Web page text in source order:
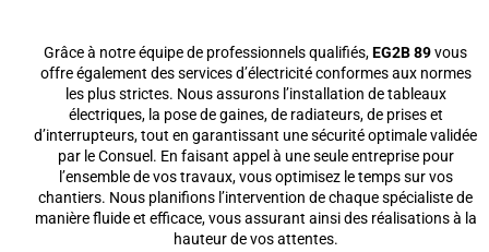
Grâce à notre équipe de professionnels qualifiés,EG2B 89vous
offre également des services d’électricité conformes aux normes
les plus strictes. Nous assurons l’installation de tableaux
électriques, la pose de gaines, de radiateurs, de prises et
d’interrupteurs, tout en garantissant une sécurité optimale validée
par le Consuel. En faisant appel à une seule entreprise pour
l’ensemble de vos travaux, vous optimisez le temps sur vos
chantiers. Nous planifions l’intervention de chaque spécialiste de
manière fluide et efficace, vous assurant ainsi des réalisations à la
hauteur de vos attentes.